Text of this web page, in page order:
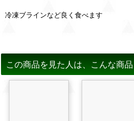
冷凍ブラインなど良く食べます
この商品を見た人は、こんな商品